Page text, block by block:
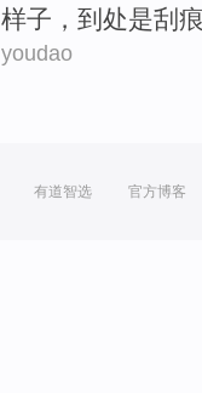
样子，到处是刮痕
youdao
有道智选 官方博客